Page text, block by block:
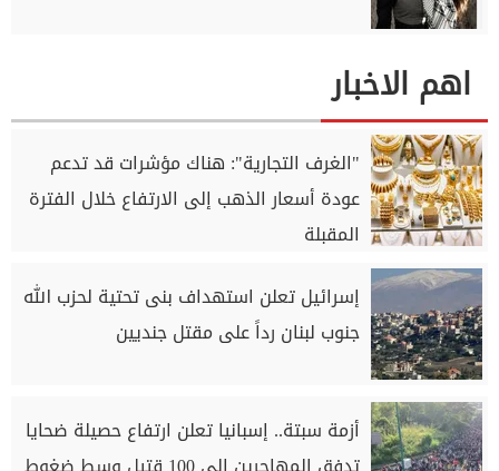
اهم الاخبار
"الغرف التجارية": هناك مؤشرات قد تدعم
عودة أسعار الذهب إلى الارتفاع خلال الفترة
المقبلة
إسرائيل تعلن استهداف بنى تحتية لحزب الله
جنوب لبنان رداً على مقتل جنديين
أزمة سبتة.. إسبانيا تعلن ارتفاع حصيلة ضحايا